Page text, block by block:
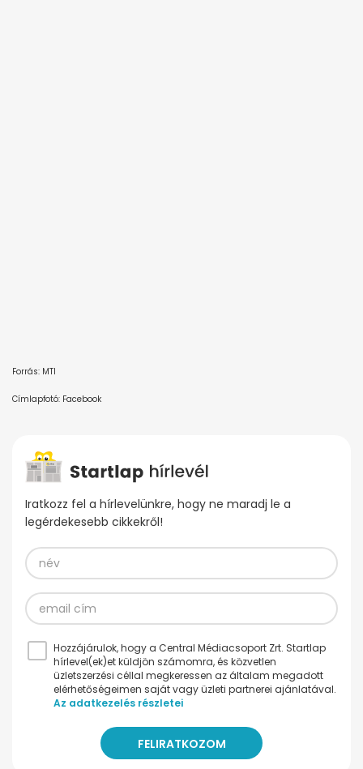
Forrás: MTI
Címlapfotó: Facebook
Iratkozz fel a hírlevelünkre, hogy ne maradj le a
legérdekesebb cikkekről!
Hozzájárulok, hogy a Central Médiacsoport Zrt. Startlap
hírlevel(ek)et küldjön számomra, és közvetlen
üzletszerzési céllal megkeressen az általam megadott
elérhetőségeimen saját vagy üzleti partnerei ajánlatával.
Az adatkezelés részletei